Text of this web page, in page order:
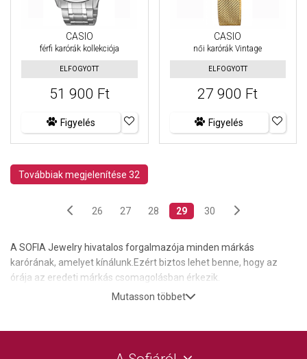
CASIO
férfi karórák kollekciója
ELFOGYOTT
51 900 Ft
Figyelés
CASIO
női karórák Vintage
ELFOGYOTT
27 900 Ft
Figyelés
Továbbiak megjelenítése 32
26 27 28 29 30
A SOFIA Jewelry hivatalos forgalmazója minden márkás
karórának, amelyet kínálunk.Ezért biztos lehet benne, hogy az
órája az eredeti márkás csomagolásban érkezik.
Mutasson többet